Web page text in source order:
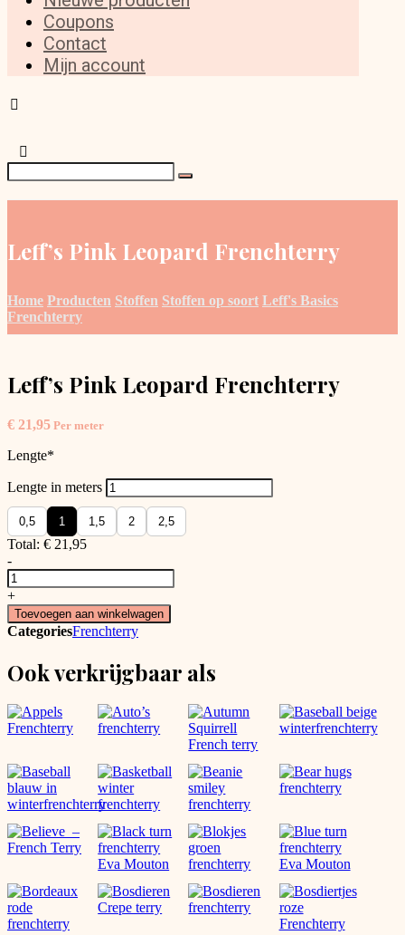
Coupons
Contact
Mijn account
Leff’s Pink Leopard Frenchterry
Home Producten Stoffen Stoffen op soort Leff's Basics
Frenchterry
Leff’s Pink Leopard Frenchterry
€ 21,95 Per meter
Lengte*
Lengte in meters
0,5 1 1,5 2 2,5
Total: € 21,95
-
Leff's
Pink
Leopard
Frenchterry
aantal
+
Toevoegen aan winkelwagen
CategoriesFrenchterry
Ook verkrijgbaar als